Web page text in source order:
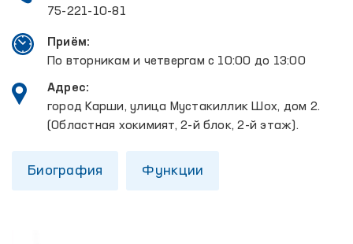
75-221-10-81
Приём:
По вторникам и четвергам с 10:00 до 13:00
Адрес:
город Карши, улица Мустакиллик Шох, дом 2.
(Областная хокимият, 2-й блок, 2-й этаж).
Биография Функции